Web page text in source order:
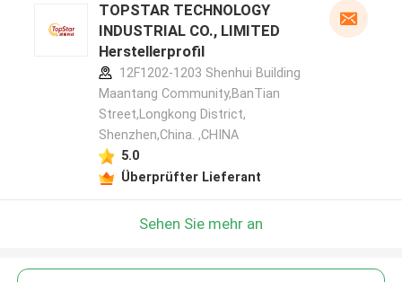
TOPSTAR TECHNOLOGY
INDUSTRIAL CO., LIMITED
Herstellerprofil
12F1202-1203 Shenhui Building
Maantang Community,BanTian
Street,Longkong District,
Shenzhen,China. ,CHINA
5.0
Überprüfter Lieferant
Sehen Sie mehr an